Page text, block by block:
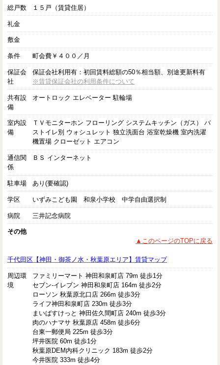
総戸数 １５戸（賃貸住居）
礼金
敷金
条件 町会費￥４００／月
保証会
社
保証会社利用有：初回賃料総額の50％相当額、別途更新料有
※賃貸保証会社の利用条件について
共有設
備
オートロック エレベーター 駐輪場
室内設
備
ＴＶモニターホン フローリング システムキッチン（ガス） バ
ストイレ別 ウォシュレット 独立洗面台 浴室乾燥機 室内洗濯
機置場 クローゼット エアコン
通信関
係
ＢＳ インターネット
駐車場 あり(要確認)
学区 いずみこども園 和泉小学校 中学自由選択制
病院 三井記念病院
その他
▲このページのTOPに戻る
千代田区【神田・御茶ノ水・秋葉原エリア】賃貸マップ
周辺環
境
ファミリーマート 神田和泉町店 79m 徒歩1分
セブン-イレブン 神田和泉町店 164m 徒歩2分
ローソン 秋葉原北口店 266m 徒歩3分
ライフ神田和泉町店 230m 徒歩3分
まいばすけっと 神田佐久間町店 240m 徒歩3分
肉のハナマサ 秋葉原店 458m 徒歩6分
台東一郵便局 225m 徒歩3分
坪井医院 60m 徒歩1分
秋葉原DEM内科クリニック 183m 徒歩2分
今井医院 333m 徒歩4分